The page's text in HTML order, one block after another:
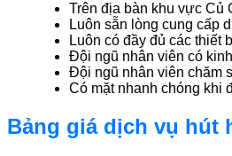
Trên địa bàn khu vực Củ
Luôn sẵn lòng cung cấp
Luôn có đầy đủ các thiết
Đội ngũ nhân viên có
Đội ngũ nhân viên chăm
Có mặt nhanh chóng khi
Bảng giá dịch vụ hút